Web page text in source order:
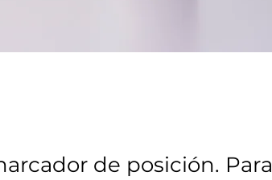
de posición. Para